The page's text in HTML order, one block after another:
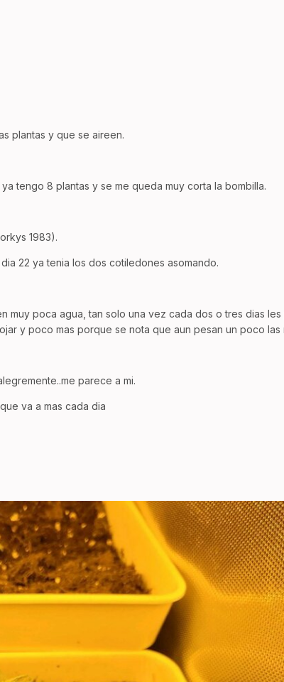
plantas y que se aireen.
tengo 8 plantas y se me queda muy corta la bombilla.
1983).
22 ya tenia los dos cotiledones asomando.
muy poca agua, tan solo una vez cada dos o tres dias
y poco mas porque se nota que aun pesan un poco las
parece a mi.
va a mas cada dia